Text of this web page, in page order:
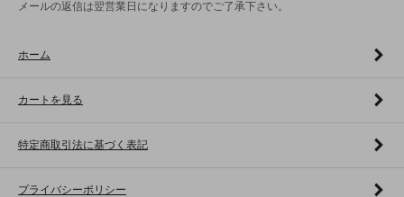
メールの返信は翌営業日になりますのでご了承下さい。
ホーム
カートを見る
特定商取引法に基づく表記
プライバシーポリシー